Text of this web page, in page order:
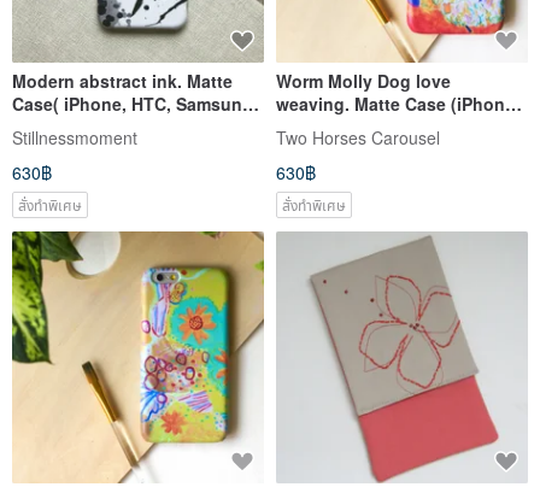
Modern abstract ink. Matte
Case( iPhone, HTC, Samsung,
Sony, LG, OPPO)
Stillnessmoment
630฿
สั่งทำพิเศษ
Worm Molly Dog love
weaving. Matte Case (iPhone,
HTC, Samsung, Sony)
Two Horses Carousel
630฿
สั่งทำพิเศษ